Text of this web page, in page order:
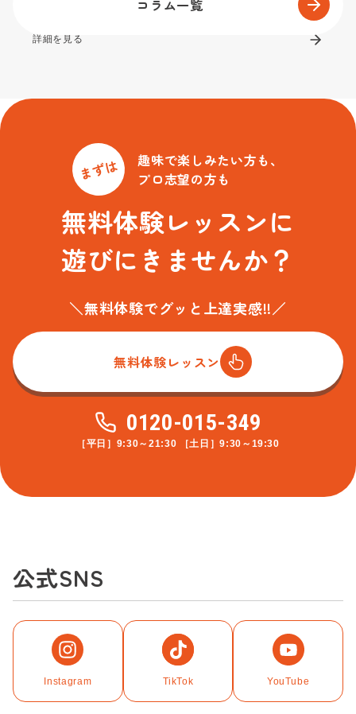
詳細を見る
コラム一覧
まずは
趣味で楽しみたい方も、
プロ志望の方も
無料体験レッスンに
遊びにきませんか？
＼無料体験でグッと上達実感!!／
無料体験レッスン
0120-015-349
［平日］9:30～21:30 ［土日］9:30～19:30
公式SNS
Instagram TikTok YouTube